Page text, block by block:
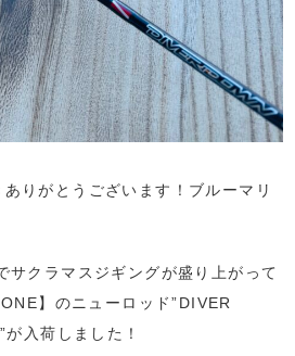
りがとうございます！ブルーマリ
サクラマスジギングが盛り上がって
】のニューロッド”DIVER
入荷しました！